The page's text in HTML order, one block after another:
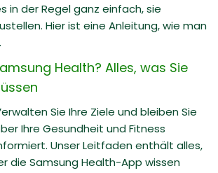
in der Regel ganz einfach, sie
Hier ist eine Anleitung, wie man
Health? Alles, was Sie
Sie Ihre Ziele und bleiben Sie
Ihre Gesundheit und Fitness
Unser Leitfaden enthält alles,
die Samsung Health-App wissen